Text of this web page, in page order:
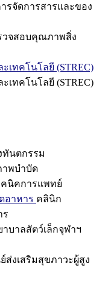
รจัดการสารและของ
วจสอบคุณภาพสิ่ง
เทคโนโลยี (STREC)
เทคโนโลยี (STREC)
ทันตกรรม
พบำบัด
นิคการแพทย์
อาหาร คลินิก
ร
าบาลสัตว์เล็กจุฬาฯ
ส่งเสริมสุขภาวะผู้สูง